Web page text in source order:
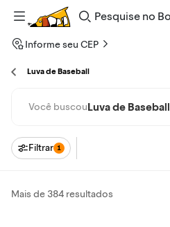
Pesquise
Bondfaro
Informe seu CEP
Luva de Baseball
Você buscouLuva de Baseball
Filtrar 1
Mais de 384 resultados